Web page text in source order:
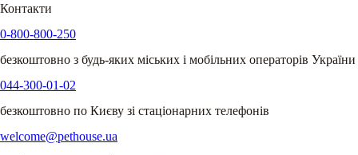
Контакти
0-800-800-250
безкоштовно з будь-яких міських і мобільних операторів України
044-300-01-02
безкоштовно по Києву зі стаціонарних телефонів
welcome@pethouse.ua